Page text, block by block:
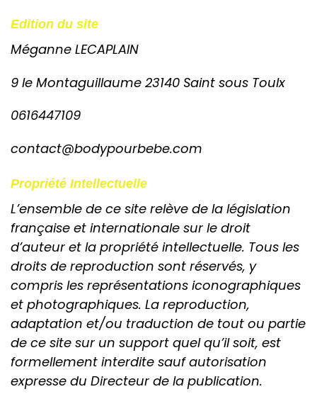
Edition du site
Méganne LECAPLAIN
9 le Montaguillaume 23140 Saint sous Toulx
0616447109
contact@bodypourbebe.com
Propriété Intellectuelle
L’ensemble de ce site relève de la législation
française et internationale sur le droit
d’auteur et la propriété intellectuelle. Tous les
droits de reproduction sont réservés, y
compris les représentations iconographiques
et photographiques. La reproduction,
adaptation et/ou traduction de tout ou partie
de ce site sur un support quel qu’il soit, est
formellement interdite sauf autorisation
expresse du Directeur de la publication.